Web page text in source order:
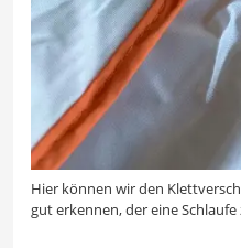
Hier können wir den
gut erkennen, der eine